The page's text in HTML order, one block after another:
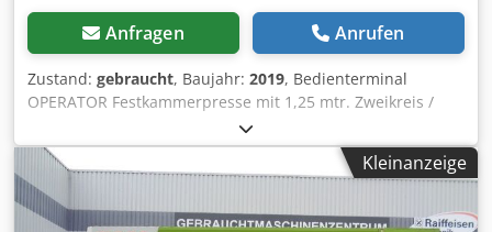
Anfragen Anrufen
Zustand: gebraucht, Baujahr: 2019, Bedienterminal
OPERATOR Festkammerpresse mit 1,25 mtr. Zweikreis /
Druckluftbremsanlage Bereifung: 500/50 - 17 Pick-up mit
Rollenniederhalter / Eingangsgetriebe mit 1.000 U/m /
Crsdstia Dfjpfx Acnjf
Kleinanzeige